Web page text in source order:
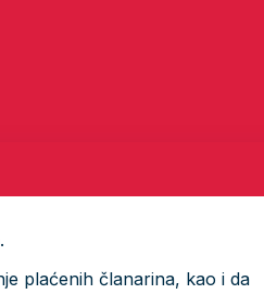
plaćenih članarina, kao i da